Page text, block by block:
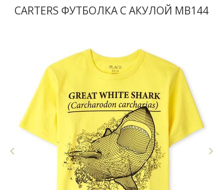
CARTERS ФУТБОЛКА С АКУЛОЙ МВ144